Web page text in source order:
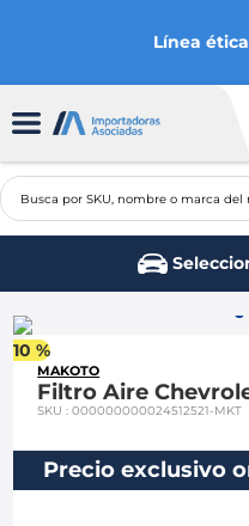
Línea ética
Busca por SKU, nombre
10 %
MAKOTO
Filtro Aire
SKU:000000000024512521-MKT
Precio exclusivo
2
3.
spark gt
ford fiesta
5.
optra
6.
mazda 3